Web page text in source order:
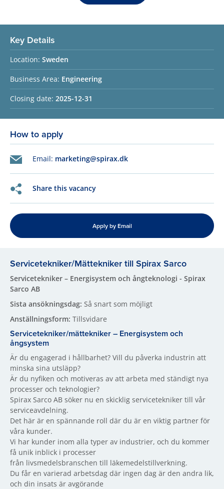
Key Details
Location: Sweden
Business Area: Engineering
Closing date: 2025-12-31
How to apply
Email: marketing@spirax.dk
Share this vacancy
Apply by Email
Servicetekniker/Mättekniker till Spirax Sarco
Servicetekniker – Energisystem och ångteknologi - Spirax
Sarco AB
Sista ansökningsdag: Så snart som möjligt
Anställningsform: Tillsvidare
Servicetekniker/mättekniker – Energisystem och
ångsystem
Är du engagerad i hållbarhet? Vill du påverka industrin att
minska sina utsläpp?
Är du nyfiken och motiveras av att arbeta med ständigt nya
processer och teknologier?
Spirax Sarco AB söker nu en skicklig servicetekniker till vår
serviceavdelning.
Det här är en spännande roll där du är en viktig partner för
våra kunder.
Vi har kunder inom alla typer av industrier, och du kommer
få unik inblick i processer
från livsmedelsbranschen till läkemedelstillverkning.
Du får en varierad arbetsdag där ingen dag är den andra lik,
och din insats är avgörande